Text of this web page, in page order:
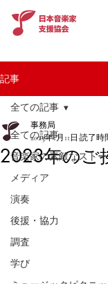
記事
全ての記事
音楽家の素敵なスト
メディア
演奏
後援・協力
調査
学び
全ての記事
2023年のご
事務局
2023年1月11日 読了時